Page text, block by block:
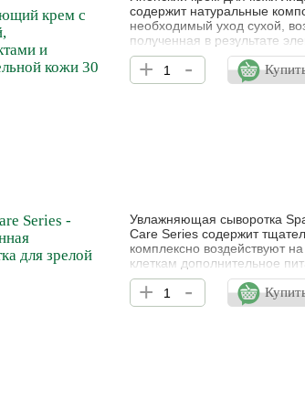
крем с
и
кожи 30
содержит натуральные
необходимый уход сухой,
полученная в результате
кожу, а также замедляет
глубоко кондиционируют и
обладают регенерирующим
+ -
Series -
для зрелой
Увлажняющая сыворотка
Care Series содержит
комплексно воздействуют
клеткам дополнительное
коллагена, разглаживают
естественные защитные
сыворотка для лица Spa
+ -